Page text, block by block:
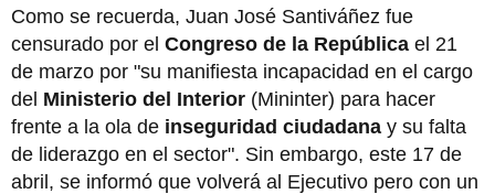
Como se recuerda, Juan José Santiváñez fue
censurado por el Congreso de la República el 21
de marzo por "su manifiesta incapacidad en el cargo
del Ministerio del Interior (Mininter) para hacer
frente a la ola de inseguridad ciudadana y su falta
de liderazgo en el sector". Sin embargo, este 17 de
abril, se informó que volverá al Ejecutivo pero con un